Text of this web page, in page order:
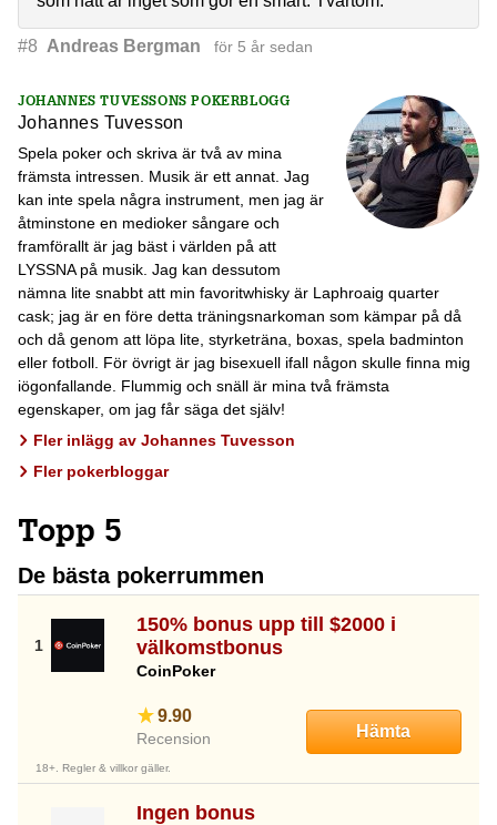
#8 Andreas Bergman för 5 år sedan
JOHANNES TUVESSONS POKERBLOGG
Johannes Tuvesson
Spela poker och skriva är två av mina
främsta intressen. Musik är ett annat. Jag
kan inte spela några instrument, men jag är
åtminstone en medioker sångare och
framförallt är jag bäst i världen på att
LYSSNA på musik. Jag kan dessutom
nämna lite snabbt att min favoritwhisky är Laphroaig quarter
cask; jag är en före detta träningsnarkoman som kämpar på då
och då genom att löpa lite, styrketräna, boxas, spela badminton
eller fotboll. För övrigt är jag bisexuell ifall någon skulle finna mig
iögonfallande. Flummig och snäll är mina två främsta
egenskaper, om jag får säga det själv!
Fler inlägg av Johannes Tuvesson
Fler pokerbloggar
Topp 5
De bästa pokerrummen
150% bonus upp till $2000 i
välkomstbonus
CoinPoker
9.90
Recension Hämta
18+. Regler & villkor gäller.
Ingen bonus